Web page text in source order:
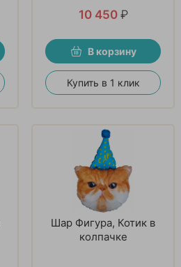
10 450 ₽
В корзину
Купить в 1 клик
Шар Фигура, Котик в
колпачке